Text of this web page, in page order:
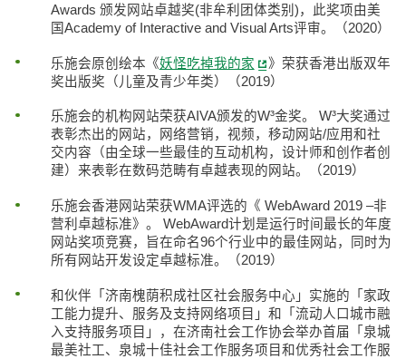
Awards 颁发网站卓越奖(非牟利团体类别)，此奖项由美
国Academy of Interactive and Visual Arts评审。（2020）
乐施会原创绘本《妖怪吃掉我的家
》荣获香港出版双年
奖出版奖（儿童及青少年类）（2019）
乐施会的机构网站荣获AIVA颁发的W³金奖。 W³大奖通过
表彰杰出的网站，网络营销，视频，移动网站/应用和社
交内容（由全球一些最佳的互动机构，设计师和创作者创
建）来表彰在数码范畴有卓越表现的网站。（2019）
乐施会香港网站荣获WMA评选的《 WebAward 2019 –非
营利卓越标准》。 WebAward计划是运行时间最长的年度
网站奖项竞赛，旨在命名96个行业中的最佳网站，同时为
所有网站开发设定卓越标准。（2019）
和伙伴「济南槐荫积成社区社会服务中心」实施的「家政
工能力提升、服务及支持网络项目」和「流动人口城市融
入支持服务项目」，在济南社会工作协会举办首届「泉城
最美社工、泉城十佳社会工作服务项目和优秀社会工作服